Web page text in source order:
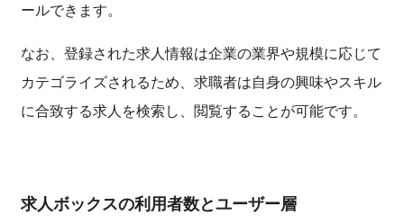
ールできます。
なお、登録された求人情報は企業の業界や規模に応じて
カテゴライズされるため、求職者は自身の興味やスキル
に合致する求人を検索し、閲覧することが可能です。
求人ボックスの利用者数とユーザー層